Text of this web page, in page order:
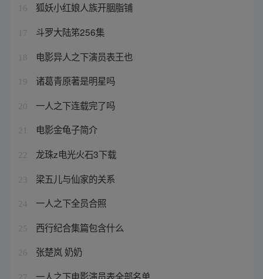
16 狐妖小红娘人族开胭脂铺
17 斗罗大陆笫256集
18 电影异人之下演员表王也
19 诸葛青原著是明星吗
20 一人之下连载完了吗
21 电影金龟子简介
22 龙珠z电光火石3下载
23 梁五儿与仙家的关系
24 一人之下全员合照
25 西行纪合集篇包含什么
26 张楚岚 奶奶
27 一人之下电影演员表全部名单